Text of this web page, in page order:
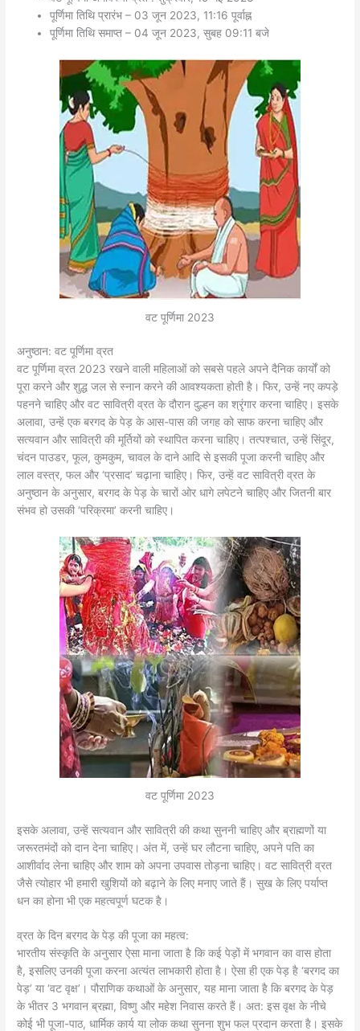
पूर्णिमा तिथि प्रारंभ – 03 जून 2023, 11:16 पूर्वाह्न
पूर्णिमा तिथि समाप्त – 04 जून 2023, सुबह 09:11 बजे
वट पूर्णिमा 2023
अनुष्ठान:वट पूर्णिमा व्रत
वट पूर्णिमा व्रत 2023 रखने वाली महिलाओं को सबसे पहले अपने दैनिक कार्यों को
पूरा करने और शुद्ध जल से स्नान करने की आवश्यकता होती है। फिर, उन्हें नए कपड़े
पहनने चाहिए और वट सावित्री व्रत के दौरान दुल्हन का श्रृंगार करना चाहिए। इसके
अलावा, उन्हें एक बरगद के पेड़ के आस-पास की जगह को साफ करना चाहिए और
सत्यवान और सावित्री की मूर्तियों को स्थापित करना चाहिए। तत्पश्चात, उन्हें सिंदूर,
चंदन पाउडर, फूल, कुमकुम, चावल के दाने आदि से इसकी पूजा करनी चाहिए और
लाल वस्त्र, फल और ‘प्रसाद’ चढ़ाना चाहिए। फिर, उन्हें वट सावित्री व्रत के
अनुष्ठान के अनुसार, बरगद के पेड़ के चारों ओर धागे लपेटने चाहिए और जितनी बार
संभव हो उसकी ‘परिक्रमा’ करनी चाहिए।
वट पूर्णिमा 2023
इसके अलावा, उन्हें सत्यवान और सावित्री की कथा सुननी चाहिए और ब्राह्मणों या
जरूरतमंदों को दान देना चाहिए। अंत में, उन्हें घर लौटना चाहिए, अपने पति का
आशीर्वाद लेना चाहिए और शाम को अपना उपवास तोड़ना चाहिए। वट सावित्री व्रत
जैसे त्योहार भी हमारी खुशियों को बढ़ाने के लिए मनाए जाते हैं। सुख के लिए पर्याप्त
धन का होना भी एक महत्वपूर्ण घटक है।
व्रत के दिन बरगद के पेड़ की पूजा का महत्व:
भारतीय संस्कृति के अनुसार ऐसा माना जाता है कि कई पेड़ों में भगवान का वास होता
है, इसलिए उनकी पूजा करना अत्यंत लाभकारी होता है। ऐसा ही एक पेड़ है ‘बरगद का
पेड़’ या ‘वट वृक्ष’। पौराणिक कथाओं के अनुसार, यह माना जाता है कि बरगद के पेड़
के भीतर 3 भगवान ब्रह्मा, विष्णु और महेश निवास करते हैं। अत: इस वृक्ष के नीचे
कोई भी पूजा-पाठ, धार्मिक कार्य या लोक कथा सुनना शुभ फल प्रदान करता है। इसके